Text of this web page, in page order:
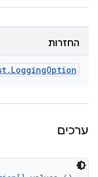
החזרות
. LoggingOption
ערכים